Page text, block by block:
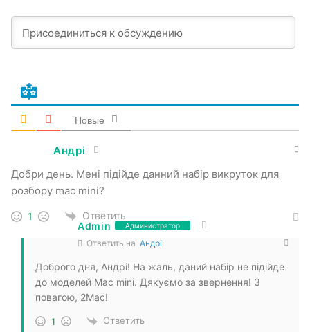
Новые
Андрі
Добри день. Мені підійде данний набір викруток для
розбору mac mini?
1
Ответить
Admin
Администратор
Ответить на Андрі
Доброго дня, Андрі! На жаль, даний набір не підійде
до моделей Mac mini. Дякуємо за звернення! З
повагою, 2Mac!
1 Ответить